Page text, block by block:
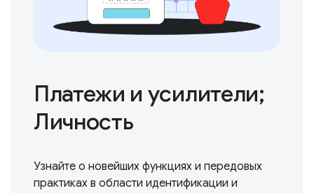
Платежи и усилители;
Личность
Узнайте о новейших функциях и передовых
практиках в области идентификации и